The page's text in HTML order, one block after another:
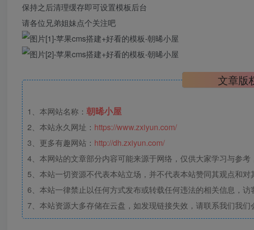
保持之后清理缓存即可设置模板后台
请各位兄弟姐妹点个关注吧
文章版
1、本网站名称： 朝晞小屋
2、本站永久网址： https://www.zxiyun.com/
3、更多有趣网站： http://dh.zxiyun.com/
4、本网站的文章部分内容可能来源于网络，仅供大家学习与参
5、本站一切资源不代表本站立场，并不代表本站赞同其观点和对
6、本站一律禁止以任何方式发布或转载任何违法的相关信息，访
7、本站资源大多存储在云盘，如发现链接失效，请联系我们我们